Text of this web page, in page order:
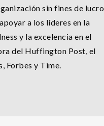
sin fines de lucro
a los líderes en la
y la excelencia en el
del Huffington Post, el
Forbes y Time.